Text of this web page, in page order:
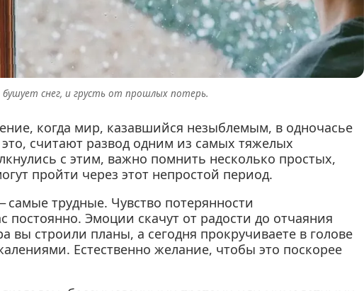
бушует снег, и грусть от прошлых потерь.
когда мир, казавшийся незыблемым, в одночасье
считают развод одним из самых тяжелых
с этим, важно помнить несколько простых,
пройти через этот непростой период.
самые трудные. Чувство потерянности
постоянно. Эмоции скачут от радости до отчаяния
вы строили планы, а сегодня прокручиваете в голове
Естественно желание, чтобы это поскорее